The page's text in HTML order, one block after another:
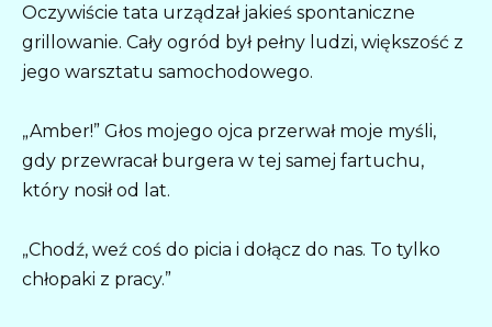
Oczywiście tata urządzał jakieś spontaniczne
grillowanie. Cały ogród był pełny ludzi, większość z
jego warsztatu samochodowego.
„Amber!” Głos mojego ojca przerwał moje myśli,
gdy przewracał burgera w tej samej fartuchu,
który nosił od lat.
„Chodź, weź coś do picia i dołącz do nas. To tylko
chłopaki z pracy.”